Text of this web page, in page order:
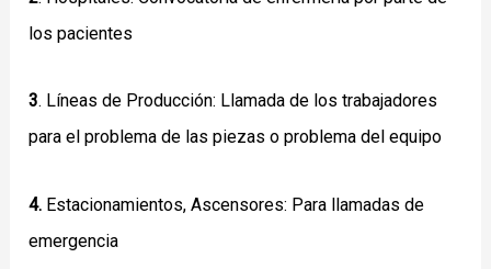
los pacientes
3. Líneas de Producción: Llamada de los trabajadores
para el problema de las piezas o problema del equipo
4. Estacionamientos, Ascensores: Para llamadas de
emergencia